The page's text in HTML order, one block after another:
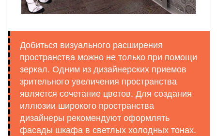
Добиться визуального расширения
пространства можно не только при помощи
зеркал. Одним из дизайнерских приемов
зрительного увеличения пространства
является сочетание цветов. Для создания
иллюзии широкого пространства
дизайнеры рекомендуют оформлять
фасады шкафа в светлых холодных тонах.